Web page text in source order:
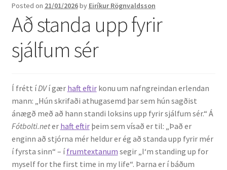
Ætt
Líf og starf
Kennsla
Kennd námskeið
Kennsluefni
Posted on 21/01/2026by Eiríkur Rögnvaldsson
Að standa upp fyrir
sjálfum sér
Í frétt íDVí gær haft eftirkonu um nafngreindan erlendan
mann: „Hún skrifaði athugasemd þar sem hún sagðist
ánægð með að hann standi loksins upp fyrir sjálfum sér.“ Á
Fótbolti.neter haft eftirþeim sem vísað er til: „Það er
enginn að stjórna mér heldur er ég að standa upp fyrir mér
í fyrsta sinn“ – ífrumtextanum segir „I‘m standing up for
myself for the first time in my life“. Þarna er í báðum